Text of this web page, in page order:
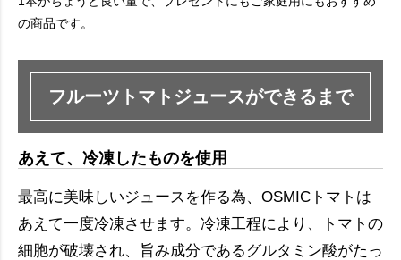
の商品です。
フルーツトマトジュースができるまで
あえて、冷凍したものを使用
最高に美味しいジュースを作る為、OSMICトマトは
あえて一度冷凍させます。冷凍工程により、トマトの
細胞が破壊され、旨み成分であるグルタミン酸がたっ